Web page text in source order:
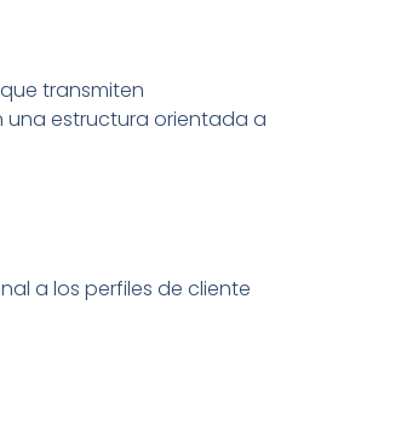
transmiten
una estructura orientada a
a los perfiles de cliente